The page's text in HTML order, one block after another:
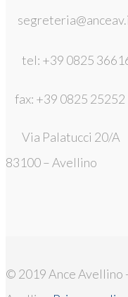
tel: +39 0825
fax: +39 0825 25252
Via Palatucci 20/A
83100 – Avellino
© 2019 Ance Avellino